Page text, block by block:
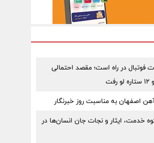
فوتبال در راه است؛ مقصد احتمالی
اصفهان به مناسبت روز خبرنگار
خدمت، ایثار و نجات جان انسان‌ها در